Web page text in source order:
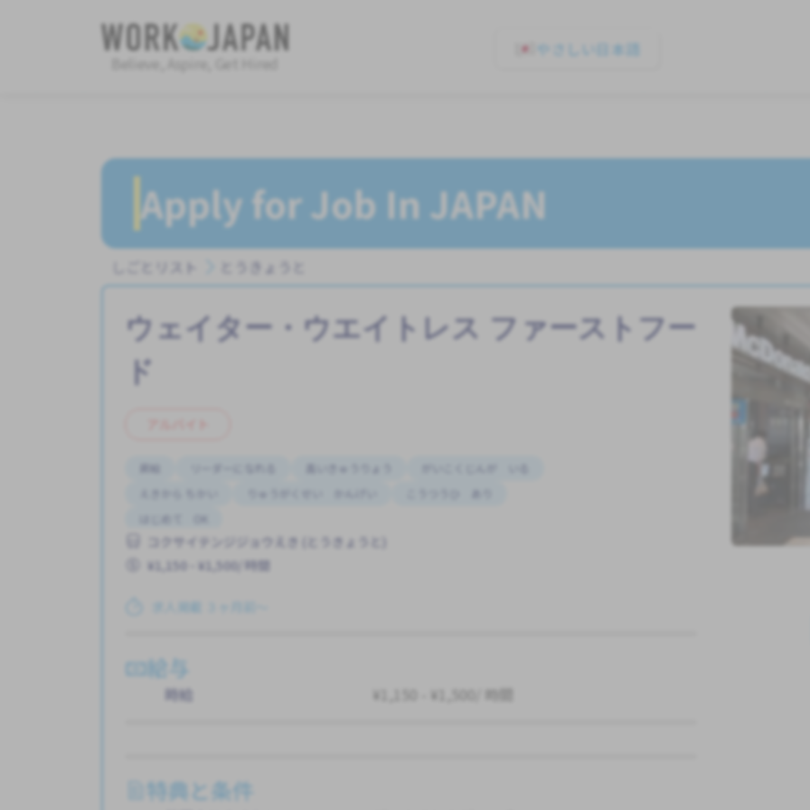
Believe, Aspire, Get Hired
やさしい日本語
Apply for Job In JAPAN
しごとリスト とうきょうと
ウェイター・ウエイトレス ファーストフー
ド
昇給 高いきゅうりょう
りゅうがくせい かんげい
こうつうひ あり
はじめて OK
コクサイテンジジョウえき (とうきょうと)
¥1,150 - ¥1,500/ 時間
求人掲載 ３ヶ月前〜
給与
時給 ¥1,150 - ¥1,500/ 時間
特典と条件